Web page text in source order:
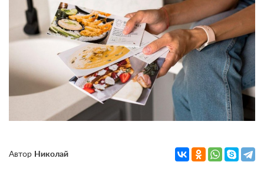
Автор Николай